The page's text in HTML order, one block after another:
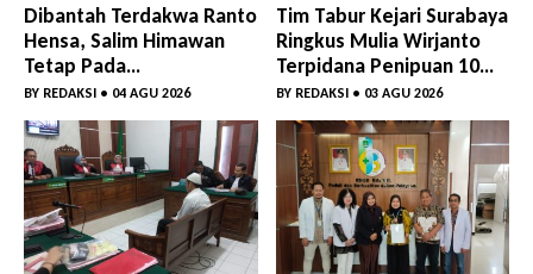
Dibantah Terdakwa Ranto
Hensa, Salim Himawan
Tetap Pada
Keterangannya
BY REDAKSI • 04 AGU 2026
Tim Tabur Kejari Surabaya
Ringkus Mulia Wirjanto
Terpidana Penipuan 10
Miliar
BY REDAKSI• 03 AGU 2026